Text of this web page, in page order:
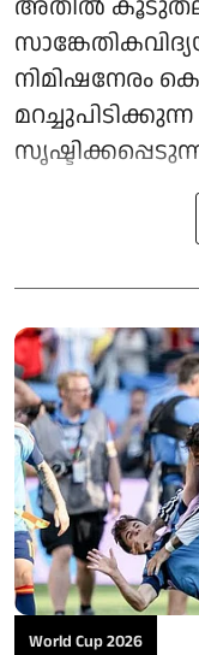
അതിൽ
നിമിഷനേരം
World Cup 2026